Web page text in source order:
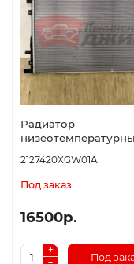
Радиатор
2127420XGW01A
Под заказ
16500р.
Под